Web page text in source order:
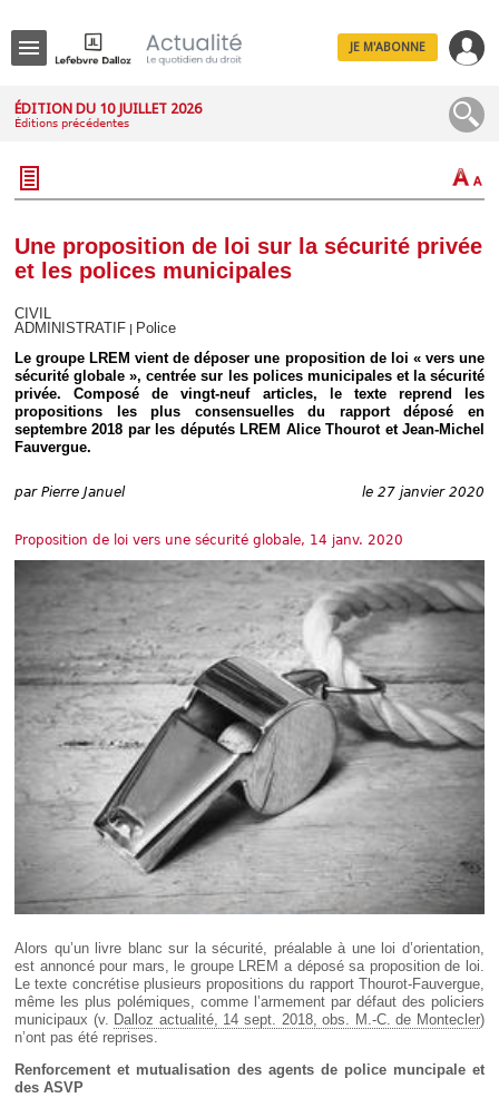
JE M'ABONNE
ÉDITION DU 10 JUILLET 2026
Éditions précédentes
Une proposition de loi sur la sécurité privée
et les polices municipales
CIVIL
ADMINISTRATIF
Police
Le groupe LREM vient de déposer une proposition de loi « vers une
sécurité globale », centrée sur les polices municipales et la sécurité
privée. Composé de vingt-neuf articles, le texte reprend les
propositions les plus consensuelles du rapport déposé en
septembre 2018 par les députés LREM Alice Thourot et Jean-Michel
Fauvergue.
par Pierre Januel le 27 janvier 2020
Proposition de loi vers une sécurité globale, 14 janv. 2020
Alors qu’un livre blanc sur la sécurité, préalable à une loi d’orientation,
est annoncé pour mars, le groupe LREM a déposé sa proposition de loi.
Le texte concrétise plusieurs propositions du rapport Thourot-Fauvergue,
même les plus polémiques, comme l’armement par défaut des policiers
municipaux (v. Dalloz actualité, 14 sept. 2018, obs. M.-C. de Montecler)
n’ont pas été reprises.
Renforcement et mutualisation des agents de police muncipale et
des ASVP